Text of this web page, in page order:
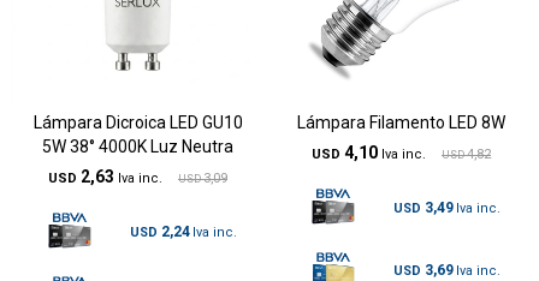
Lámpara Dicroica LED GU10
5W 38° 4000K Luz Neutra
USD 2,63 USD 3,09
USD 2,24
Lámpara Filamento LED 8W
USD 4,10 USD 4,82
USD 3,49
USD 3,69